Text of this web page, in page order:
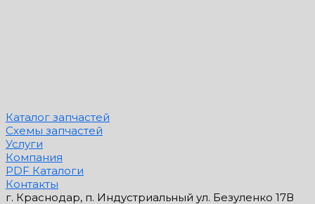
Каталог запчастей
Схемы запчастей
Услуги
Компания
PDF Каталоги
Контакты
г. Краснодар, п. Индустриальный ул. Безуленко 17В